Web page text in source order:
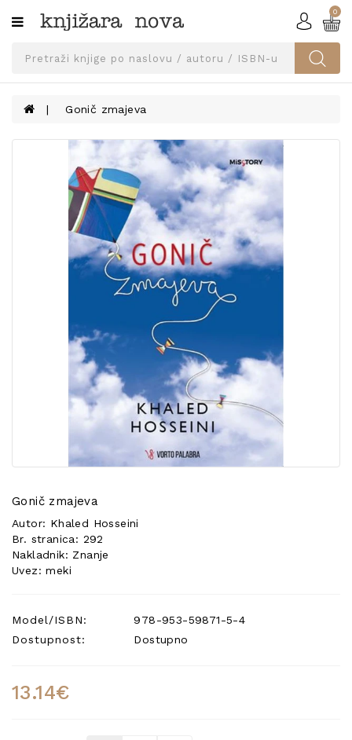
Kategorije
SVEUČILIŠNA
UDŽBENICI
KNJIGE
PRIBOR
UDŽBENIKE!
0
Gonič zmajeva
Gonič zmajeva
Autor: Khaled Hosseini
Br. stranica: 292
Nakladnik: Znanje
Uvez: meki
Model/ISBN:
978-953-59871-5-4
Dostupnost:
Dostupno
13.14€